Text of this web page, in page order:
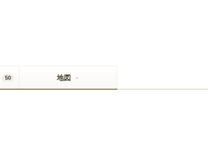
50 地図